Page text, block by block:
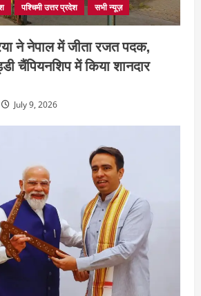
पश्चिमी उत्तर प्रदेश सभी न्यूज़
ने नेपाल में जीता रजत पदक,
चैंपियनशिप में किया शानदार
July 9, 2026